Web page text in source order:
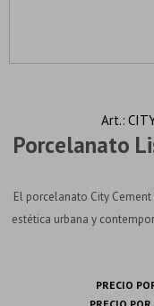
Porcelanato
El porcelanato City
estética urbana y
PRECIO
PRECIO POR